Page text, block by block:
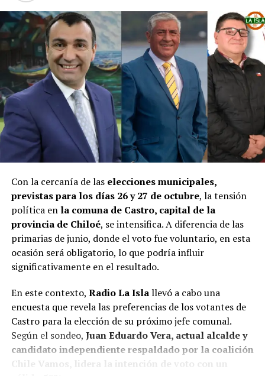
Con la cercanía de las elecciones municipales,
previstas para los días 26 y 27 de octubre, la tensión
política en la comuna de Castro, capital de la
provincia de Chiloé, se intensifica. A diferencia de las
primarias de junio, donde el voto fue voluntario, en esta
ocasión será obligatorio, lo que podría influir
significativamente en el resultado.
En este contexto, Radio La Islallevó a cabo una
encuesta que revela las preferencias de los votantes de
Castro para la elección de su próximo jefe comunal.
Según el sondeo, Juan Eduardo Vera, actual alcalde y
candidato independiente respaldado por la coalición
Chile Vamos, lidera la intención de voto con un